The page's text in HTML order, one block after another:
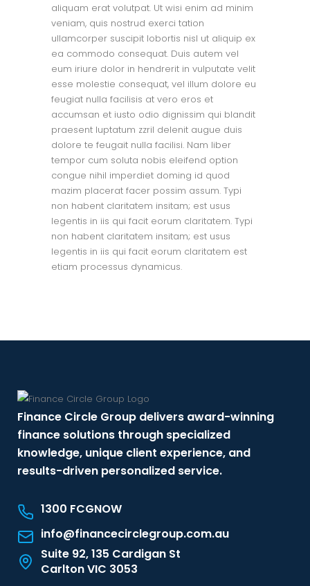
aliquam erat volutpat. Ut wisi enim ad minim
veniam, quis nostrud exerci tation
ullamcorper suscipit lobortis nisl ut aliquip ex
ea commodo consequat. Duis autem vel
eum iriure dolor in hendrerit in vulputate velit
esse molestie consequat, vel illum dolore eu
feugiat nulla facilisis at vero eros et
accumsan et iusto odio dignissim qui blandit
praesent luptatum zzril delenit augue duis
dolore te feugait nulla facilisi. Nam liber
tempor cum soluta nobis eleifend option
congue nihil imperdiet doming id quod
mazim placerat facer possim assum. Typi
non habent claritatem insitam; est usus
legentis in iis qui facit eorum claritatem. Typi
non habent claritatem insitam; est usus
legentis in iis qui facit eorum claritatem est
etiam processus dynamicus.
Finance Circle Group delivers award-winning
finance solutions through specialized
knowledge, unique client experience, and
results-driven personalized service.
1300 FCGNOW
info@financecirclegroup.com.au
Suite 92, 135 Cardigan St
Carlton VIC 3053